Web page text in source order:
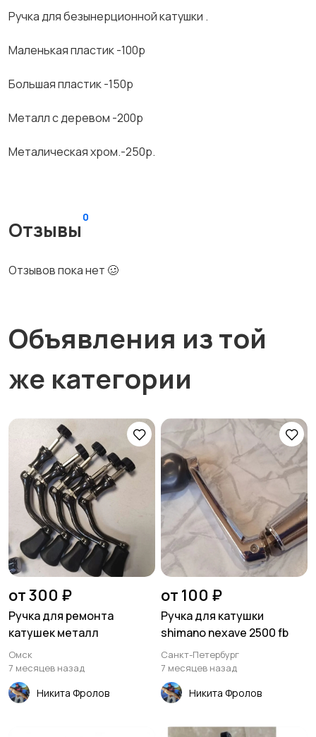
Ручка для безынерционной катушки .
Маленькая пластик -100р
Большая пластик -150р
Металл с деревом -200р
Металическая хром.-250р.
Отзывы
0
Отзывов пока нет 🥴
Объявления из той
же категории
от 300 ₽
Ручка для ремонта
катушек металл
Омск
7 месяцев назад
Никита Фролов
от 100 ₽
Ручка для катушки
shimano nexave 2500 fb
Санкт-Петербург
7 месяцев назад
Никита Фролов